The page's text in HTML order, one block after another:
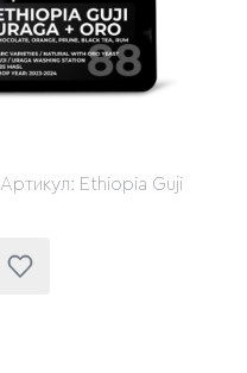
Артикул: Ethiopia Guji